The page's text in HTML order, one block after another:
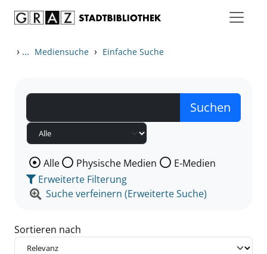
› ... Mediensuche › Einfache Suche
Wählen Sie die Medienart nach der Sie suchen wollen.
Alle Physische Medien
E-Medien
Erweiterte Filterung
Suche verfeinern (Erweiterte Suche)
Sortieren nach